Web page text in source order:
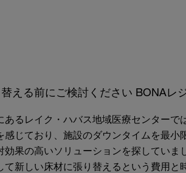
える前にご検討ください BONAレ
あるレイク・ハバス地域医療センター
感じており、施設のダウンタイムを最
効果の高いソリューションを探してい
て新しい床材に張り替えるという費用と